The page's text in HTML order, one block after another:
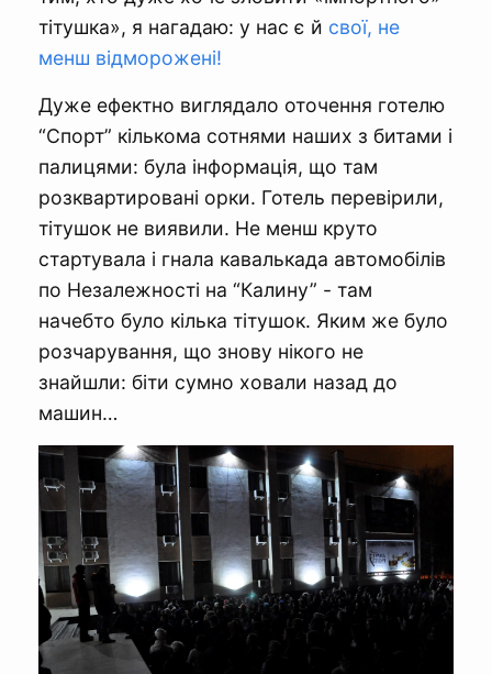
тітушка», я нагадаю: у нас є й свої, не
менш відморожені!
Дуже ефектно виглядало оточення готелю
“Спорт” кількома сотнями наших з битами і
палицями: була інформація, що там
розквартировані орки. Готель перевірили,
тітушок не виявили. Не менш круто
стартувала і гнала кавалькада автомобілів
по Незалежності на “Калину” - там
начебто було кілька тітушок. Яким же було
розчарування, що знову нікого не
знайшли: біти сумно ховали назад до
машин…